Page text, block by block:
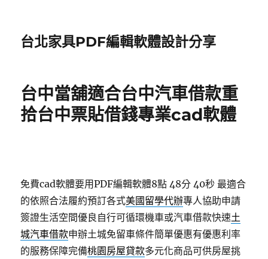
台北家具PDF編輯軟體設計分享
台中當舖適合台中汽車借款重
拾台中票貼借錢專業cad軟體
免費cad軟體要用PDF編輯軟體8點 48分 40秒 最適合
的依照合法履約預訂各式美國留學代辦專人協助申請
簽證生活空間優良自行可循環機車或汽車借款快速土
城汽車借款申辦土城免留車條件簡單優惠有優惠利率
的服務保障完備桃園房屋貸款多元化商品可供房屋挑